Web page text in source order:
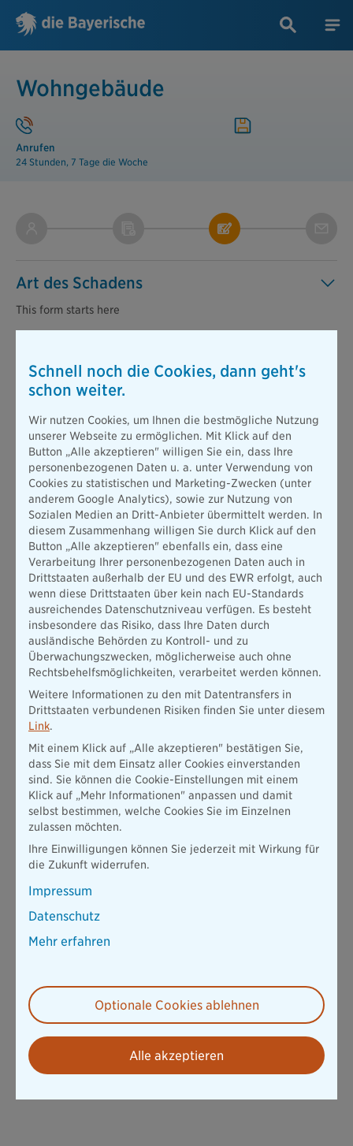
Wohngebäude
Anrufen
24 Stunden, 7 Tage die Woche
Art des Schadens
This form starts here
Schnell noch die Cookies, dann geht's
schon weiter.
Wir nutzen Cookies, um Ihnen die bestmögliche Nutzung
unserer Webseite zu ermöglichen. Mit Klick auf den
Button „Alle akzeptieren" willigen Sie ein, dass Ihre
personenbezogenen Daten u. a. unter Verwendung von
Cookies zu statistischen und Marketing-Zwecken (unter
anderem Google Analytics), sowie zur Nutzung von
Sozialen Medien an Dritt-Anbieter übermittelt werden. In
diesem Zusammenhang willigen Sie durch Klick auf den
Button „Alle akzeptieren" ebenfalls ein, dass eine
Verarbeitung Ihrer personenbezogenen Daten auch in
Drittstaaten außerhalb der EU und des EWR erfolgt, auch
wenn diese Drittstaaten über kein nach EU-Standards
ausreichendes Datenschutzniveau verfügen. Es besteht
insbesondere das Risiko, dass Ihre Daten durch
ausländische Behörden zu Kontroll- und zu
Überwachungszwecken, möglicherweise auch ohne
Rechtsbehelfsmöglichkeiten, verarbeitet werden können.
Weitere Informationen zu den mit Datentransfers in
Drittstaaten verbundenen Risiken finden Sie unter diesem
Link.
Mit einem Klick auf „Alle akzeptieren" bestätigen Sie,
dass Sie mit dem Einsatz aller Cookies einverstanden
sind. Sie können die Cookie-Einstellungen mit einem
Klick auf „Mehr Informationen" anpassen und damit
selbst bestimmen, welche Cookies Sie im Einzelnen
zulassen möchten.
Ihre Einwilligungen können Sie jederzeit mit Wirkung für
die Zukunft widerrufen.
Impressum
Datenschutz
Mehr erfahren
Optionale Cookies ablehnen
Alle akzeptieren